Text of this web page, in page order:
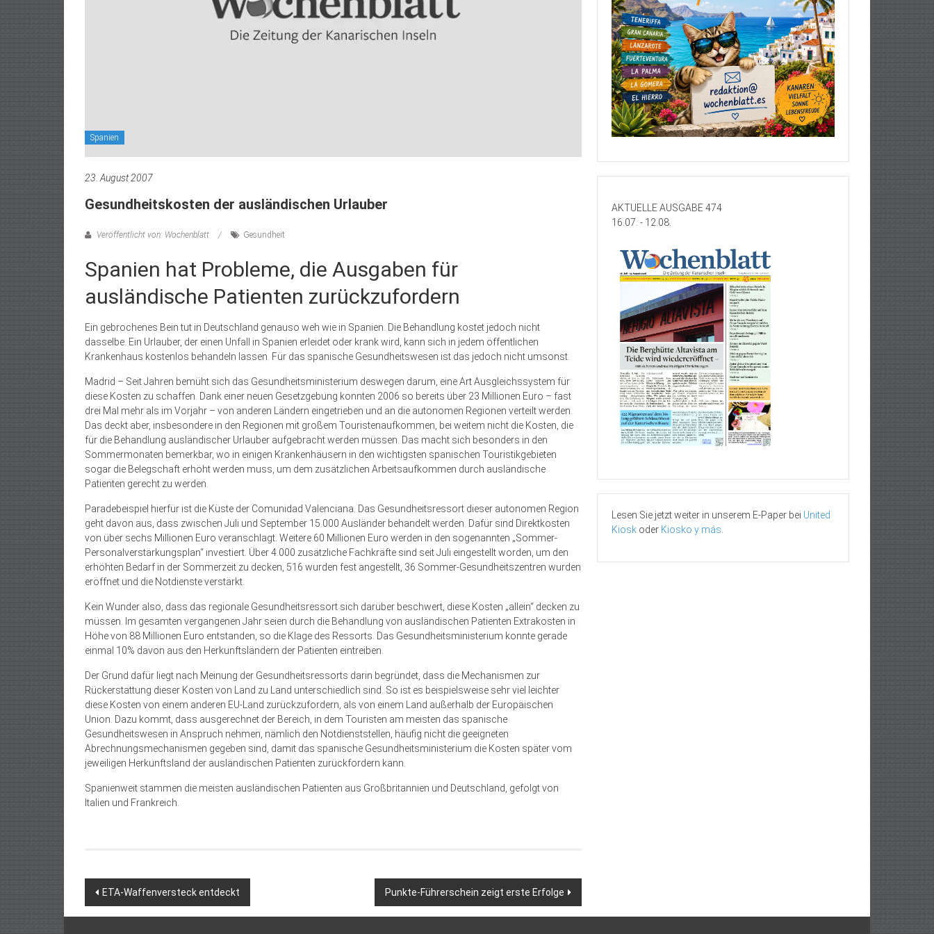
Spanien
23. August 2007
Gesundheitskosten der ausländischen Urlauber
Veröffentlicht von: Wochenblatt Gesundheit
Spanien hat Probleme, die Ausgaben für
ausländische Patienten zurückzufordern
Ein gebrochenes Bein tut in Deutschland genauso weh wie in Spanien. Die Behandlung kostet jedoch nicht
dasselbe. Ein Urlauber, der einen Unfall in Spanien erleidet oder krank wird, kann sich in jedem öffentlichen
Krankenhaus kostenlos behandeln lassen. Für das spanische Gesundheitswesen ist das jedoch nicht umsonst.
Madrid – Seit Jahren bemüht sich das Gesundheitsministerium deswegen darum, eine Art Ausgleichssystem für
diese Kosten zu schaffen. Dank einer neuen Gesetzgebung konnten 2006 so bereits über 23 Millionen Euro – fast
drei Mal mehr als im Vorjahr – von anderen Ländern eingetrieben und an die autonomen Regionen verteilt werden.
Das deckt aber, insbesondere in den Regionen mit großem Touristenaufkommen, bei weitem nicht die Kosten, die
für die Behandlung ausländischer Urlauber aufgebracht werden müssen. Das macht sich besonders in den
Sommermonaten bemerkbar, wo in einigen Krankenhäusern in den wichtigsten spanischen Touristikgebieten
sogar die Belegschaft erhöht werden muss, um dem zusätzlichen Arbeitsaufkommen durch ausländische
Patienten gerecht zu werden.
Paradebeispiel hierfür ist die Küste der Comunidad Valenciana. Das Gesundheitsressort dieser autonomen Region
geht davon aus, dass zwischen Juli und September 15.000 Ausländer behandelt werden. Dafür sind Direktkosten
von über sechs Millionen Euro veranschlagt. Weitere 60 Millionen Euro werden in den sogenannten „Sommer-
Personalverstärkungsplan“ investiert. Über 4.000 zusätzliche Fachkräfte sind seit Juli eingestellt worden, um den
erhöhten Bedarf in der Sommerzeit zu decken, 516 wurden fest angestellt, 36 Sommer-Gesundheitszentren wurden
eröffnet und die Notdienste verstärkt.
Kein Wunder also, dass das regionale Gesundheitsressort sich darüber beschwert, diese Kosten „allein“ decken zu
müssen. Im gesamten vergangenen Jahr seien durch die Behandlung von ausländischen Patienten Extrakosten in
Höhe von 88 Millionen Euro entstanden, so die Klage des Ressorts. Das Gesundheitsministerium konnte gerade
einmal 10% davon aus den Herkunftsländern der Patienten eintreiben.
Der Grund dafür liegt nach Meinung der Gesundheitsressorts darin begründet, dass die Mechanismen zur
Rückerstattung dieser Kosten von Land zu Land unterschiedlich sind. So ist es beispielsweise sehr viel leichter
diese Kosten von einem anderen EU-Land zurückzufordern, als von einem Land außerhalb der Europäischen
Union. Dazu kommt, dass ausgerechnet der Bereich, in dem Touristen am meisten das spanische
Gesundheitswesen in Anspruch nehmen, nämlich den Notdienststellen, häufig nicht die geeigneten
Abrechnungsmechanismen gegeben sind, damit das spanische Gesundheitsministerium die Kosten später vom
jeweiligen Herkunftsland der ausländischen Patienten zurückfordern kann.
Spanienweit stammen die meisten ausländischen Patienten aus Großbritannien und Deutschland, gefolgt von
Italien und Frankreich.
Beitragsnavigation
ETA-Waffenversteck entdeckt Punkte-Führerschein zeigt erste Erfolge
AKTUELLE AUSGABE 474
16.07. - 12.08.
Lesen Sie jetzt weiter in unserem E-Paper bei United
Kiosk oder Kiosko y más